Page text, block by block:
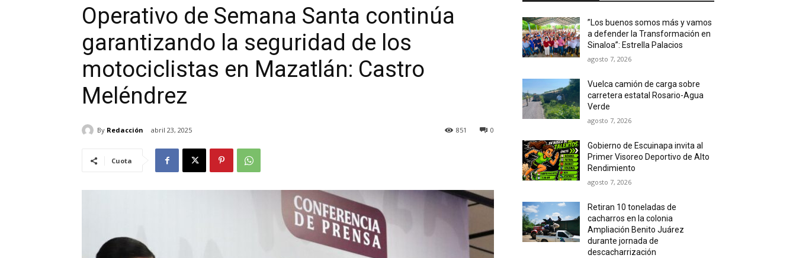
Operativo de Semana Santa continúa
garantizando la seguridad de los
motociclistas en Mazatlán: Castro
Meléndrez
By Redacción abril 23, 2025 0
851
Cuota
”Los buenos somos más y vamos
a defender la Transformación en
Sinaloa”: Estrella Palacios
agosto 7, 2026
Vuelca camión de carga sobre
carretera estatal Rosario-Agua
Verde
agosto 7, 2026
Gobierno de Escuinapa invita al
Primer Visoreo Deportivo de Alto
Rendimiento
agosto 7, 2026
Retiran 10 toneladas de
cacharros en la colonia
Ampliación Benito Juárez
durante jornada de
descacharrización